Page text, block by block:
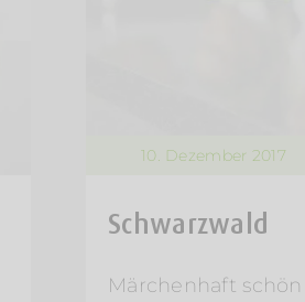
10. Dezember 2017
Schwarzwald
Märchenhaft